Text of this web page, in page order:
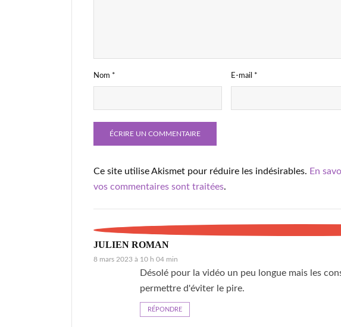
Nom * E-mail *
Ce site utilise Akismet pour réduire les indésirables. En
vos commentaires sont traitées.
JULIEN ROMAN
8 mars 2023 à 10 h 04 min
Désolé pour la vidéo un peu longue mais les
permettre d'éviter le pire.
RÉPONDRE